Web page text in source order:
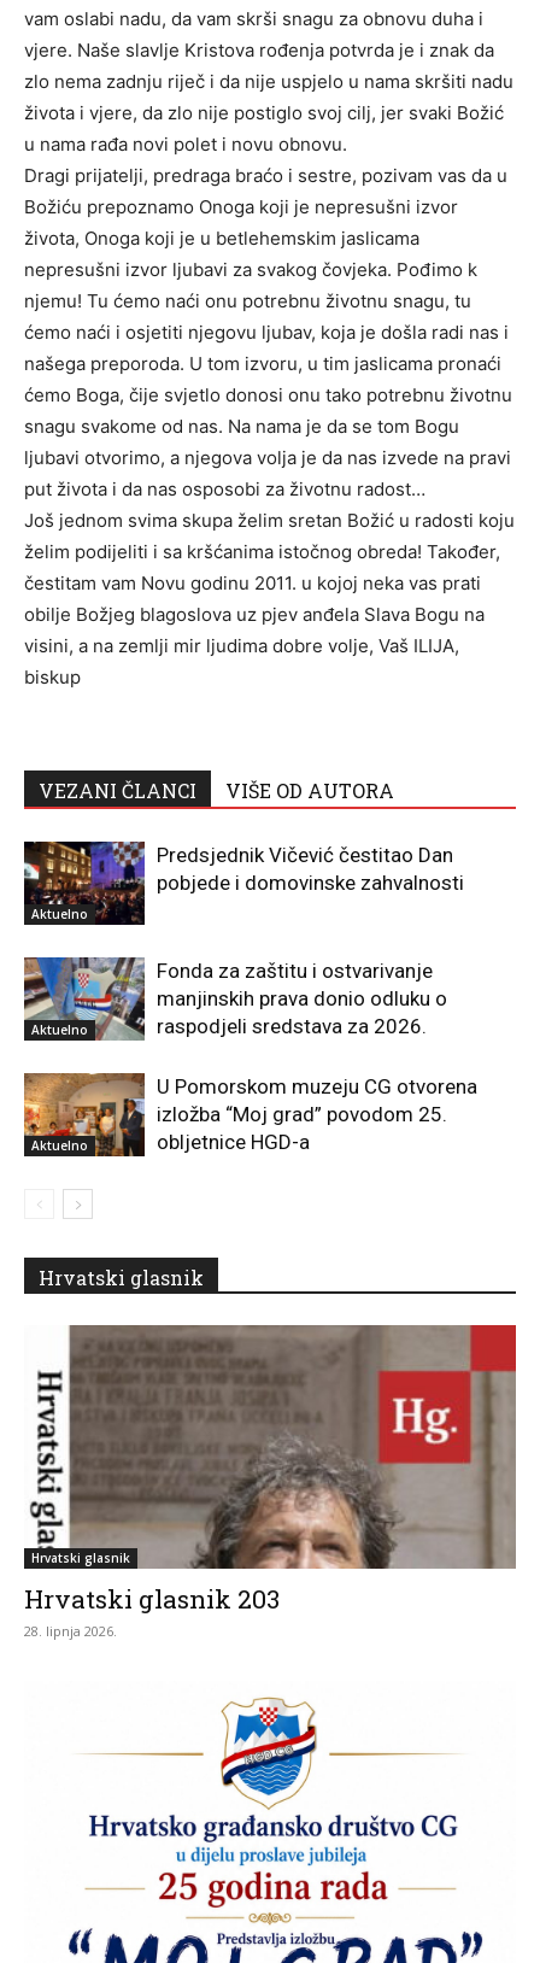
vam oslabi nadu, da vam skrši snagu za obnovu duha i
vjere. Naše slavlje Kristova rođenja potvrda je i znak da
zlo nema zadnju riječ i da nije uspjelo u nama skršiti nadu
života i vjere, da zlo nije postiglo svoj cilj, jer svaki Božić
u nama rađa novi polet i novu obnovu.
Dragi prijatelji, predraga braćo i sestre, pozivam vas da u
Božiću prepoznamo Onoga koji je nepresušni izvor
života, Onoga koji je u betlehemskim jaslicama
nepresušni izvor ljubavi za svakog čovjeka. Pođimo k
njemu! Tu ćemo naći onu potrebnu životnu snagu, tu
ćemo naći i osjetiti njegovu ljubav, koja je došla radi nas i
našega preporoda. U tom izvoru, u tim jaslicama pronaći
ćemo Boga, čije svjetlo donosi onu tako potrebnu životnu
snagu svakome od nas. Na nama je da se tom Bogu
ljubavi otvorimo, a njegova volja je da nas izvede na pravi
put života i da nas osposobi za životnu radost…
Još jednom svima skupa želim sretan Božić u radosti koju
želim podijeliti i sa kršćanima istočnog obreda! Također,
čestitam vam Novu godinu 2011. u kojoj neka vas prati
obilje Božjeg blagoslova uz pjev anđela Slava Bogu na
visini, a na zemlji mir ljudima dobre volje, Vaš ILIJA,
biskup
VEZANI ČLANCI VIŠE OD AUTORA
Aktuelno
Predsjednik Vičević čestitao Dan
pobjede i domovinske zahvalnosti
Aktuelno
Fonda za zaštitu i ostvarivanje
manjinskih prava donio odluku o
raspodjeli sredstava za 2026.
Aktuelno
U Pomorskom muzeju CG otvorena
izložba “Moj grad” povodom 25.
obljetnice HGD-a
Hrvatski glasnik
Hrvatski glasnik
Hrvatski glasnik 203
28. lipnja 2026.